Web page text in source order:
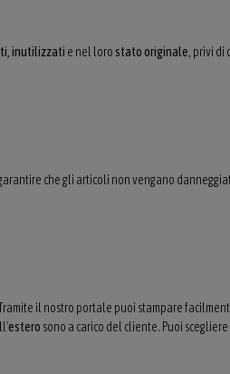
inutilizzati e nel loro stato originale, privi di
che gli articoli non vengano
il nostro portale puoi stampare
estero sono a carico del cliente. Puoi